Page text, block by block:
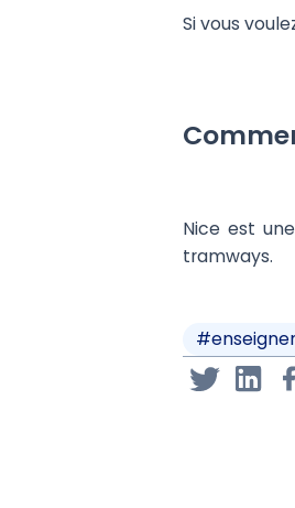
Si vous
Nice est
tramways.
#